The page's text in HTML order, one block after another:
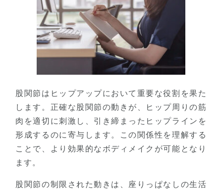
股関節はヒップアップにおいて重要な役割を果た
します。正確な股関節の動きが、ヒップ周りの筋
肉を適切に刺激し、引き締まったヒップラインを
形成するのに寄与します。この関係性を理解する
ことで、より効果的なボディメイクが可能となり
ます。
股関節の制限された動きは、座りっぱなしの生活